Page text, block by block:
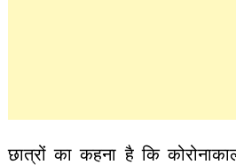
छात्रों का कहना है कि